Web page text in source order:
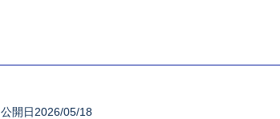
公開日2026/05/18